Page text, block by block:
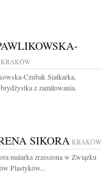
KRAKÓW
Czubak Siatkarka,
z zamiłowania.
SIKORA KRAKÓW
malarka zrzeszona w Związku
Plastyków...